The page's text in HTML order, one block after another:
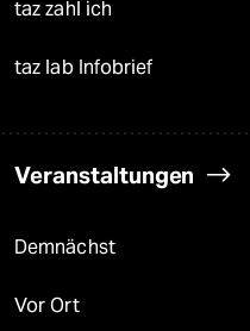
taz zahl ich
taz lab Infobrief
Veranstaltungen
Demnächst
Vor Ort